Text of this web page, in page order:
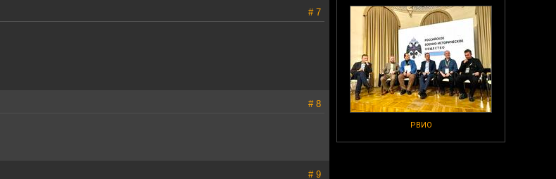
РВИО
# 7
# 8
# 9